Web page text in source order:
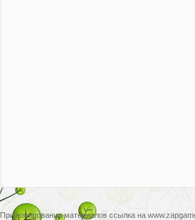
При копировании материалов ссылка на